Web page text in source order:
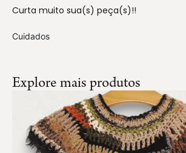
Curta muito sua(s) peça(s)!!
Cuidados
Explore mais produtos